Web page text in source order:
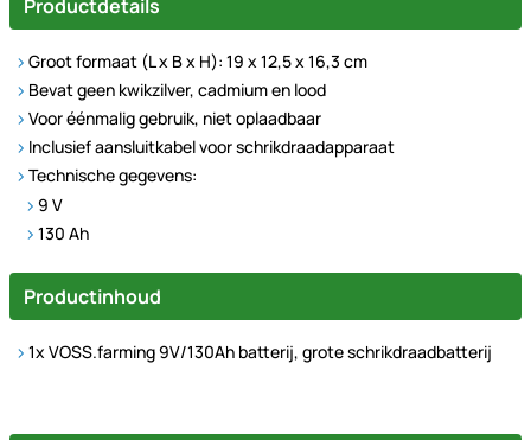
Productdetails
Groot formaat (L x B x H): 19 x 12,5 x 16,3 cm
Bevat geen kwikzilver, cadmium en lood
Voor éénmalig gebruik, niet oplaadbaar
Inclusief aansluitkabel voor schrikdraadapparaat
Technische gegevens:
9 V
130 Ah
Productinhoud
1x VOSS.farming 9V/130Ah batterij, grote schrikdraadbatterij